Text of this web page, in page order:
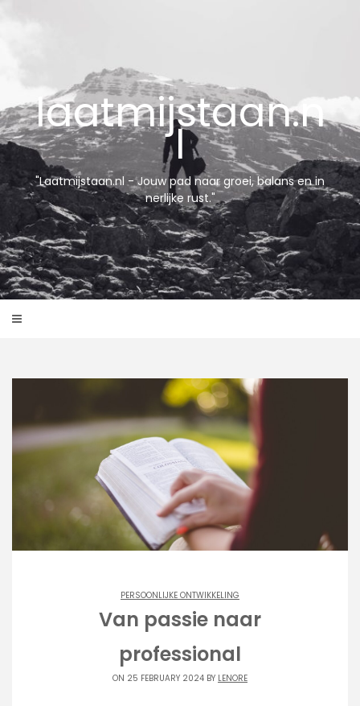
laatmijstaan.n
l
"Laatmijstaan.nl - Jouw pad naar groei, balans en in
nerlijke rust."
PERSOONLIJKE ONTWIKKELING
Van passie naar
professional
ON 25 FEBRUARY 2024 BY LENORE